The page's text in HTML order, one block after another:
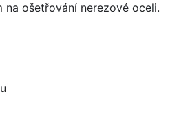
ošetřování nerezové oceli.